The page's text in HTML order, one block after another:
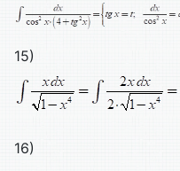
15)
16)